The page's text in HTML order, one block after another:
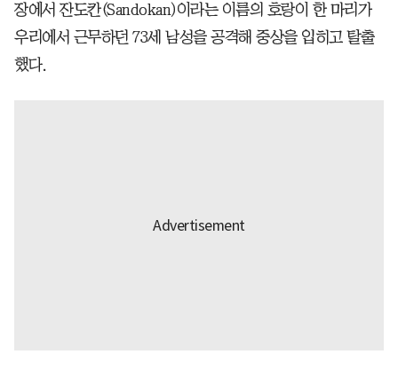
장에서 잔도칸(Sandokan)이라는 이름의 호랑이 한 마리가
우리에서 근무하던 73세 남성을 공격해 중상을 입히고 탈출
했다.